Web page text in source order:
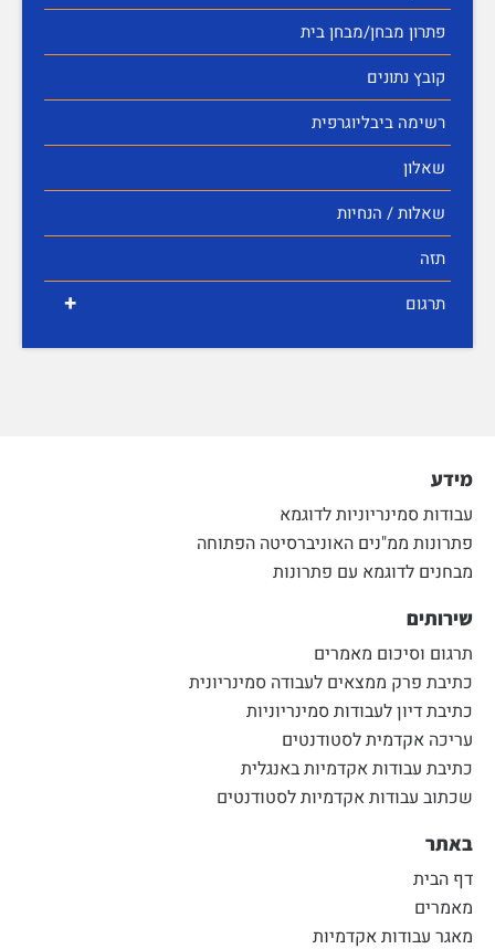
פתרון מבחן/מבחן בית
קובץ נתונים
רשימה ביבליוגרפית
שאלון
שאלות / הנחיות
תזה
+ תרגום
מידע
עבודות סמינריוניות לדוגמא
פתרונות ממ"נים האוניברסיטה הפתוחה
מבחנים לדוגמא עם פתרונות
שירותים
תרגום וסיכום מאמרים
כתיבת פרק ממצאים לעבודה סמינריונית
כתיבת דיון לעבודות סמינריוניות
עריכה אקדמית לסטודנטים
כתיבת עבודות אקדמיות באנגלית
שכתוב עבודות אקדמיות לסטודנטים
באתר
דף הבית
מאמרים
מאגר עבודות אקדמיות